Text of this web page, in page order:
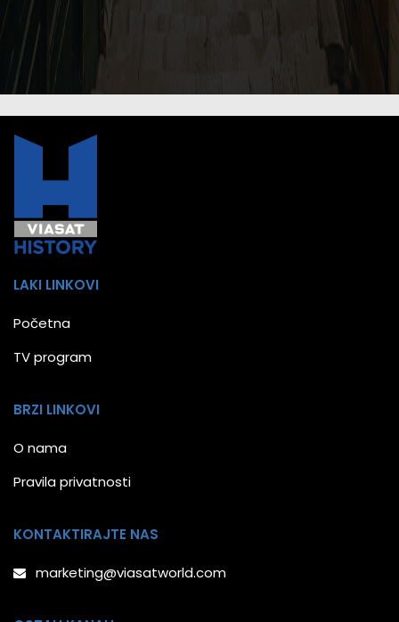
LAKI LINKOVI
Početna
TV program
BRZI LINKOVI
O nama
Pravila privatnosti
KONTAKTIRAJTE NAS
marketing@viasatworld.com